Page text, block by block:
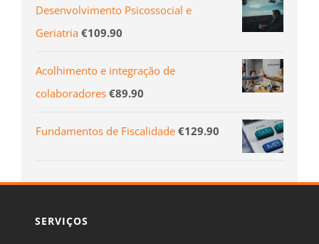
Desenvolvimento Psicossocial e
Geriatria €109.90
Acolhimento e integração de
colaboradores €89.90
Fundamentos de Fiscalidade €129.90
SERVIÇOS